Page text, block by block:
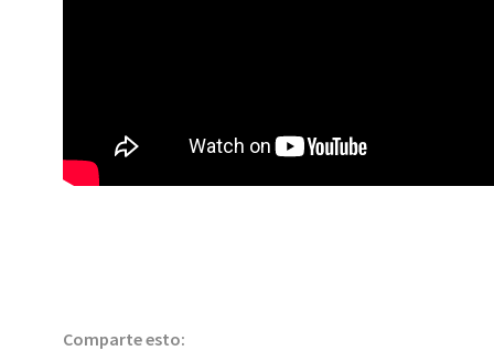
Comparte esto: